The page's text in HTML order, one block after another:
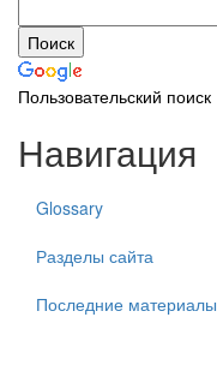
Пользовательский поиск
Навигация
Glossary
Разделы сайта
Последние материалы